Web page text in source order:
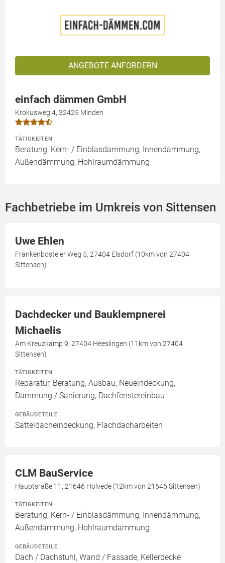
ANGEBOTE ANFORDERN
einfach dämmen GmbH
Krokusweg 4, 32425 Minden
TÄTIGKEITEN
Beratung, Kern- / Einblasdämmung, Innendämmung,
Außendämmung, Hohlraumdämmung
Fachbetriebe im Umkreis von Sittensen
Uwe Ehlen
Frankenbosteler Weg 5, 27404 Elsdorf (10km von 27404
Sittensen)
Dachdecker und Bauklempnerei
Michaelis
Am Kreuzkamp 9, 27404 Heeslingen (11km von 27404
Sittensen)
TÄTIGKEITEN
Reparatur, Beratung, Ausbau, Neueindeckung,
Dämmung / Sanierung, Dachfenstereinbau
GEBÄUDETEILE
Satteldacheindeckung, Flachdacharbeiten
CLM BauService
Hauptsraße 11, 21646 Holvede (12km von 21646 Sittensen)
TÄTIGKEITEN
Beratung, Kern- / Einblasdämmung, Innendämmung,
Außendämmung, Hohlraumdämmung
GEBÄUDETEILE
Dach / Dachstuhl, Wand / Fassade, Kellerdecke